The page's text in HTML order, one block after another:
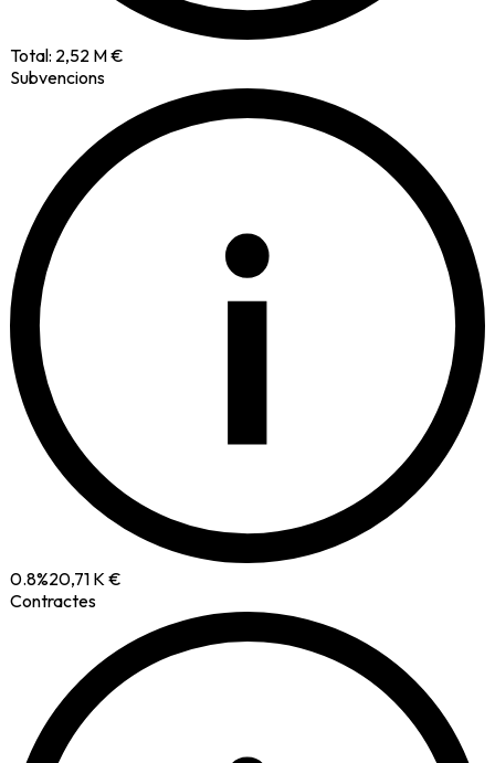
Total: 2,52 M €
Subvencions
i
0.8%20,71 K €
Contractes